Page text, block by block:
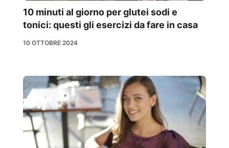
10 minuti al giorno per glutei sodi e
tonici: questi gli esercizi da fare in casa
10 OTTOBRE 2024